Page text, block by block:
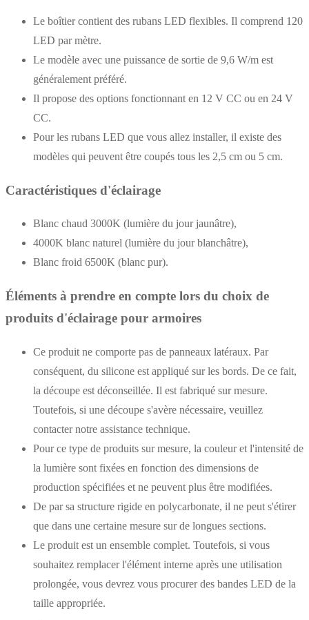
Le boîtier contient des rubans LED flexibles. Il comprend 120
LED par mètre.
Le modèle avec une puissance de sortie de 9,6 W/m est
généralement préféré.
Il propose des options fonctionnant en 12 V CC ou en 24 V
CC.
Pour les rubans LED que vous allez installer, il existe des
modèles qui peuvent être coupés tous les 2,5 cm ou 5 cm.
Caractéristiques d'éclairage
Blanc chaud 3000K (lumière du jour jaunâtre),
4000K blanc naturel (lumière du jour blanchâtre),
Blanc froid 6500K (blanc pur).
Éléments à prendre en compte lors du choix de
produits d'éclairage pour armoires
Ce produit ne comporte pas de panneaux latéraux. Par
conséquent, du silicone est appliqué sur les bords. De ce fait,
la découpe est déconseillée. Il est fabriqué sur mesure.
Toutefois, si une découpe s'avère nécessaire, veuillez
contacter notre assistance technique.
Pour ce type de produits sur mesure, la couleur et l'intensité de
la lumière sont fixées en fonction des dimensions de
production spécifiées et ne peuvent plus être modifiées.
De par sa structure rigide en polycarbonate, il ne peut s'étirer
que dans une certaine mesure sur de longues sections.
Le produit est un ensemble complet. Toutefois, si vous
souhaitez remplacer l'élément interne après une utilisation
prolongée, vous devrez vous procurer des bandes LED de la
taille appropriée.